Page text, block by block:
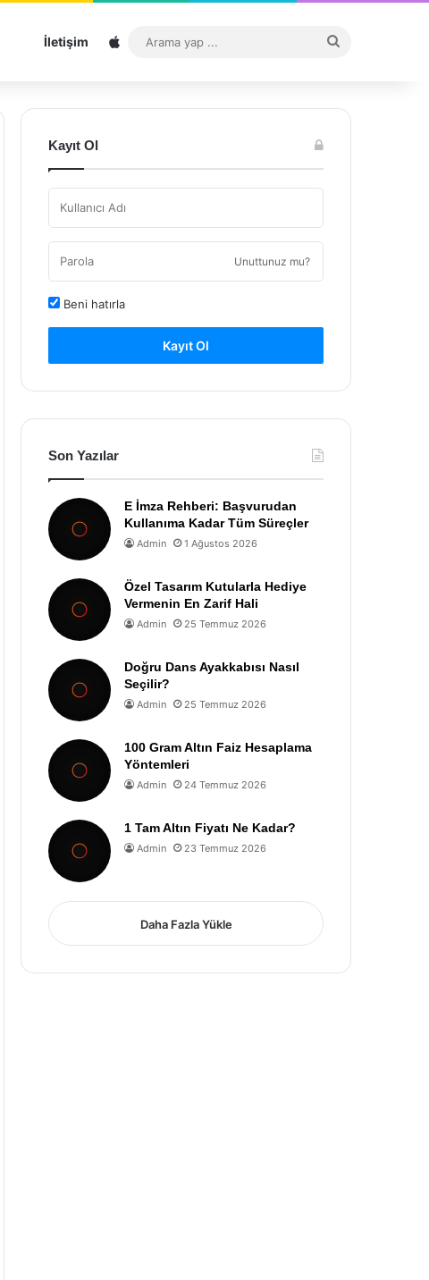
İletişim Sitemap
...
Kayıt Ol
Unuttunuz mu?
Beni hatırla
Kayıt Ol
Son Yazılar
E İmza Rehberi: Başvurudan
Kullanıma Kadar Tüm Süreçler
Admin 1 Ağustos 2026
Özel Tasarım Kutularla Hediye
Vermenin En Zarif Hali
Admin 25 Temmuz 2026
Doğru Dans Ayakkabısı Nasıl
Seçilir?
Admin 25 Temmuz 2026
100 Gram Altın Faiz Hesaplama
Yöntemleri
Admin 24 Temmuz 2026
1 Tam Altın Fiyatı Ne Kadar?
Admin 23 Temmuz 2026
Daha Fazla Yükle